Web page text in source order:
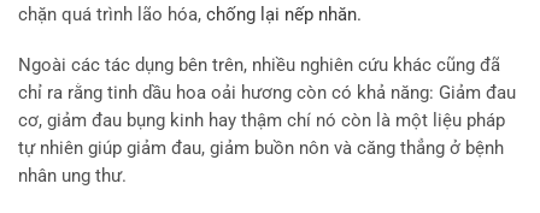
chặn quá trình lão hóa, chống lại nếp nhăn.
Ngoài các tác dụng bên trên, nhiều nghiên cứu khác cũng đã
chỉ ra rằng tinh dầu hoa oải hương còn có khả năng: Giảm đau
cơ, giảm đau bụng kinh hay thậm chí nó còn là một liệu pháp
tự nhiên giúp giảm đau, giảm buồn nôn và căng thẳng ở bệnh
nhân ung thư.